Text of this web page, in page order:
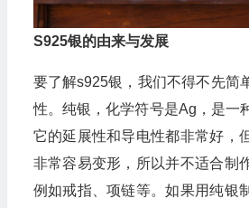
S925银的由来与发展
要了解s925银，我们不得不先简
性。纯银，化学符号是Ag，是一
它的延展性和导电性都非常好，
非常容易变形，所以并不适合制
例如戒指、项链等。如果用纯银